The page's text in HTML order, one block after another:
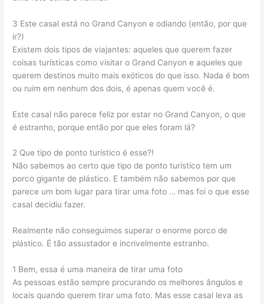
3 Este casal está no Grand Canyon e odiando (então, por que
ir?)
Existem dois tipos de viajantes: aqueles que querem fazer
coisas turísticas como visitar o Grand Canyon e aqueles que
querem destinos muito mais exóticos do que isso. Nada é bom
ou ruim em nenhum dos dois, é apenas quem você é.
Este casal não parece feliz por estar no Grand Canyon, o que
é estranho, porque então por que eles foram lá?
2 Que tipo de ponto turístico é esse?!
Não sabemos ao certo que tipo de ponto turístico tem um
porco gigante de plástico. E também não sabemos por que
parece um bom lugar para tirar uma foto … mas foi o que esse
casal decidiu fazer.
Realmente não conseguimos superar o enorme porco de
plástico. É tão assustador e incrivelmente estranho.
1 Bem, essa é uma maneira de tirar uma foto
As pessoas estão sempre procurando os melhores ângulos e
locais quando querem tirar uma foto. Mas esse casal leva as